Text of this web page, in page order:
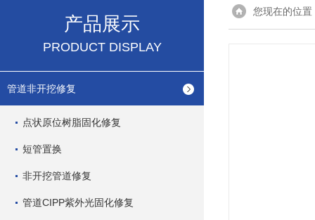
产品展示
PRODUCT DISPLAY
管道非开挖修复
点状原位树脂固化修复
短管置换
非开挖管道修复
管道CIPP紫外光固化修复
您现在的位置